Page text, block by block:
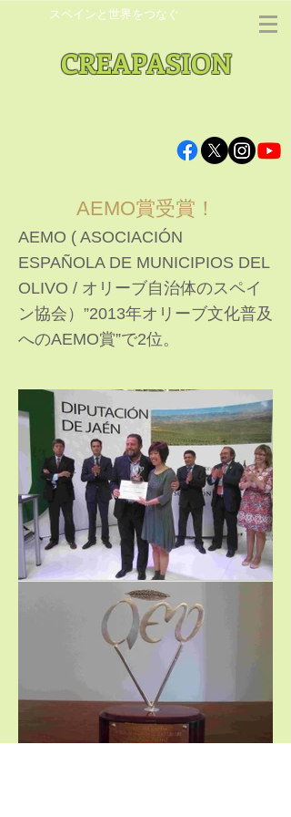
スペインと世界をつなぐ
CREAPASION
AEMO賞受賞！
AEMO ( ASOCIACIÓN
ESPAÑOLA DE MUNICIPIOS DEL
OLIVO / オリーブ自治体のスペイ
ン協会）”2013年オリーブ文化普及
へのAEMO賞”で2位。